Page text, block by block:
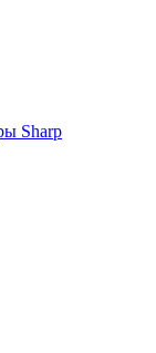
Sharp